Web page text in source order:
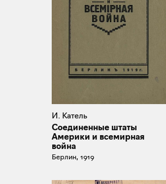
И. Катель
Соединенные штаты
Америки и всемирная
война
Берлин, 1919